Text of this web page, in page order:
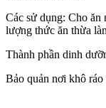
Các sử dụng: Cho ăn
lượng thức ăn thừa
Thành phần dinh
Bảo quản nơi khô ráo